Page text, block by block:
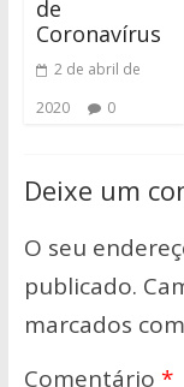
de
Coronavírus
2 de abril de
2020
0
Deixe um
O seu
publicado.
marcados com
Comentário *